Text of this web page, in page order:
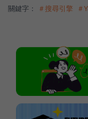
關鍵字： ＃搜尋引擎 ＃